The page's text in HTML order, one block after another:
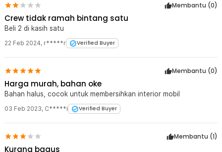
Membantu (0)
Crew tidak ramah bintang satu
Beli 2 di kasih satu
22 Feb 2024, r*****r Verified Buyer
Membantu (0)
Harga murah, bahan oke
Bahan halus, cocok untuk membersihkan interior mobil
03 Feb 2023, C*****i Verified Buyer
Membantu (1)
Kurang bagus